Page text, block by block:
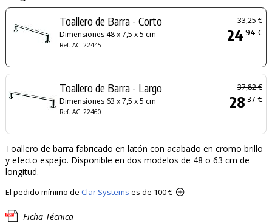
Toallero de Barra - Corto
Dimensiones 48 x 7,5 x 5 cm
Ref. ACL22445
33,25 €
24 94 €
Toallero de Barra - Largo
Dimensiones 63 x 7,5 x 5 cm
Ref. ACL22460
37,82 €
28 37 €
Toallero de barra fabricado en latón con acabado en cromo brillo
y efecto espejo. Disponible en dos modelos de 48 o 63 cm de
longitud.
El pedido mínimo de Clar Systems es de 100 €
Ficha Técnica